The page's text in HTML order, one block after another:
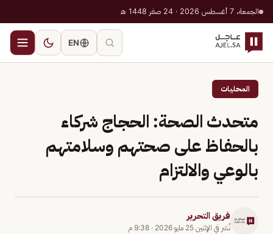
الجمعة، 7 أغسطس 2026 · 24 صفر 1448 هـ
EN
المحليات
متحدث الصحة: الحجاج شركاء
بالحفاظ على صحتهم وسلامتهم
بالوعي والالتزام
فريق التحرير
نُشر في الإثنين 25 مايو 2026 · 9:38 م